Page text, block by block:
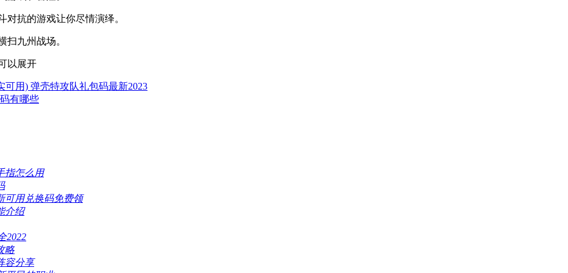
抗的游戏让你尽情演绎。
扫九州战场。
以展开
用) 弹壳特攻队礼包码最新2023
有哪些
指怎么用
可用兑换码免费领
介绍
2022
略
容分享